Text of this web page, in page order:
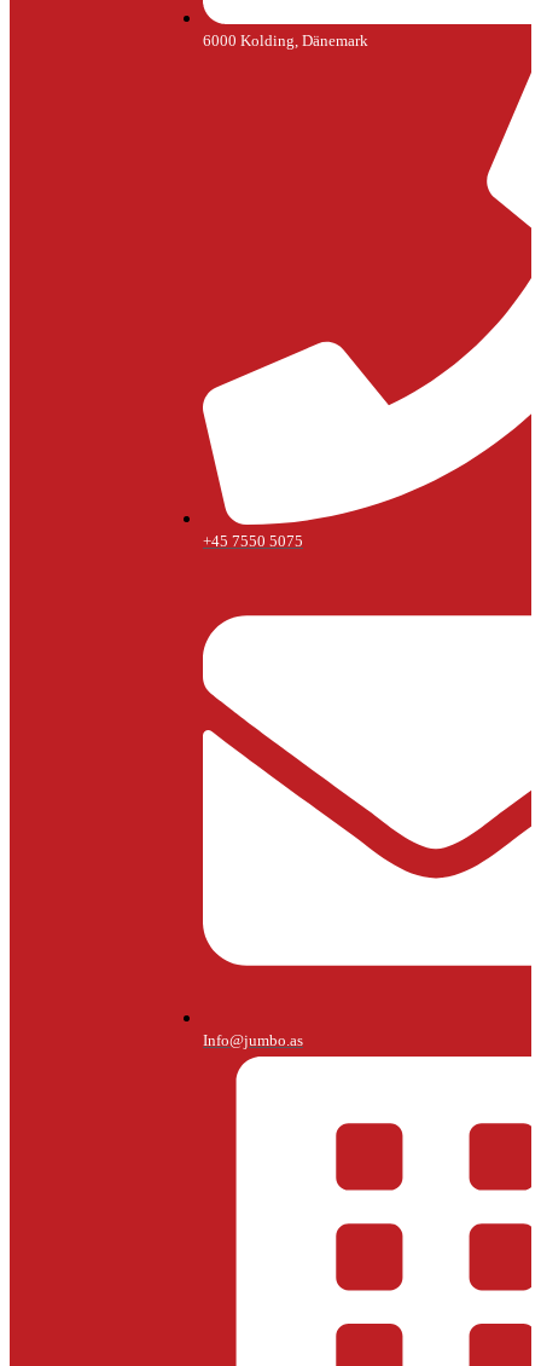
6000 Kolding, Dänemark
+45 7550 5075
Info@jumbo.as